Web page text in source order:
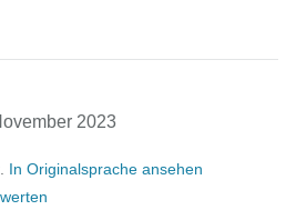
2023
In Originalsprache ansehen